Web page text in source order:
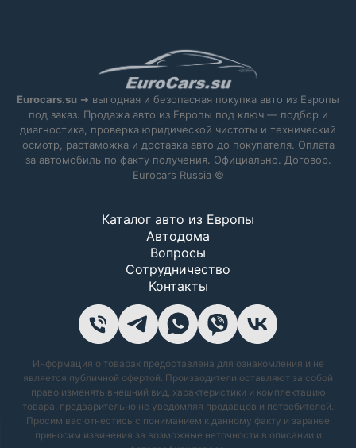
Eurocars.su ➜ выгодная и безопасная покупка авто из Европы
под заказ. Продажа авто из Европы под ключ — подбор и
диагностика, проверка юридической чистоты и технический
осмотр, растаможка и доставка авто до покупателя. Оплата
за автомобиль по факту получения. Официально. Договор.
Eurocars Russia ©
Каталог авто из Европы
Автодома
Вопросы
Сотрудничество
Контакты
Информация о товарах предоставлена для ознакомления и не
является публичной офертой. Производители оставляют за собой
право изменять внешний вид, характеристики и комплектацию
товара, предварительно не уведомляя продавцов и потребителей.
Просим вас отнестись с пониманием к данному факту и заранее
приносим извинения за возможные неточности в описании и